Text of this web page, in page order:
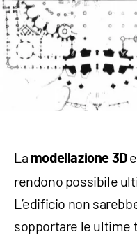
La modellazione 3D
rendono possibile
L’edificio non
sopportare le ultime